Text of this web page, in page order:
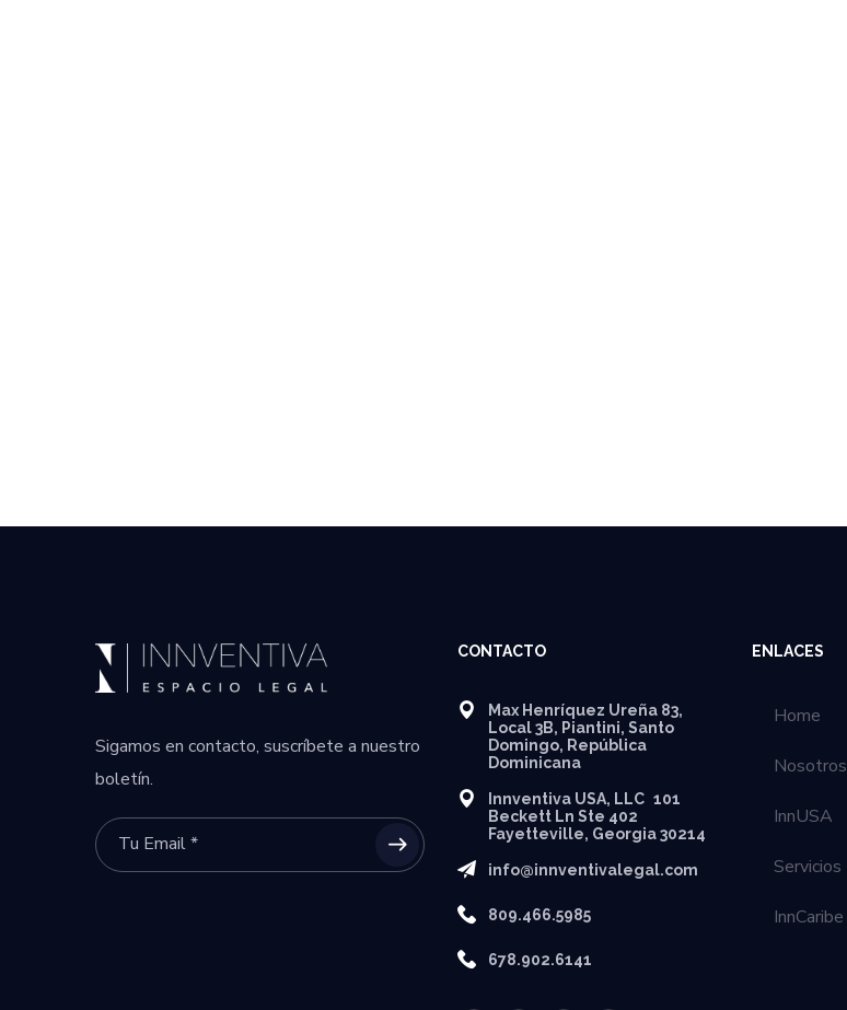
Sigamos en contacto, suscríbete a nuestro
boletín.
CONTACTO
Max Henríquez Ureña 83,
Local 3B, Piantini, Santo
Domingo, República
Dominicana
Innventiva USA, LLC 101
Beckett Ln Ste 402
Fayetteville, Georgia 30214
info@innventivalegal.com
809.466.5985
678.902.6141
ENLACES
Home
Nosotros
InnUSA
Servicios
InnCaribe